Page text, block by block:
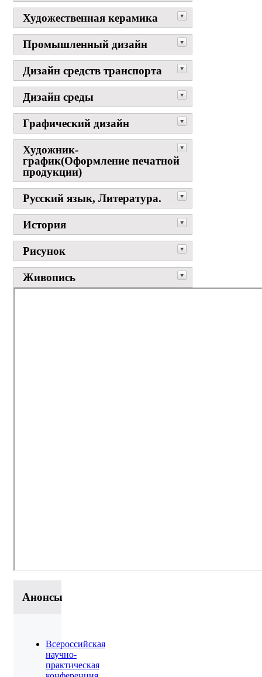
Художественная керамика
Промышленный дизайн
Дизайн средств транспорта
Дизайн среды
Графический дизайн
Художник-
график(Оформление печатной
продукции)
Русский язык, Литература.
История
Рисунок
Живопись
Анонсы
Всероссийская
научно-
практическая